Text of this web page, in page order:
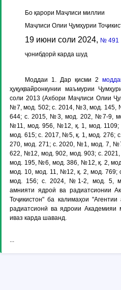
Бо қарори Маҷлиси миллии
Маҷлиси Олии Ҷумҳурии
19 июни соли 2024, № 491
ҷонибдорӣ карда шуд
Моддаи 1. Дар қисми 2
ҳуқуқвайронкунии маъмурии
соли 2013 (Ахбори Маҷлиси Олии
№7, мод. 502; с. 2014, №3, мод. 145,
644; с. 2015, №3, мод. 202, №7-9,
№11, мод. 956, №12, қ. 1, мод.
мод. 615; с. 2017, №5, қ. 1, мод.
270, мод. 271; с. 2020, №1, мод. 7,
622, №12, мод. 902, мод. 903; с.
мод. 195, №6, мод. 386, №12, қ. 2,
мод. 10, мод. 11, №12, қ. 2, мод.
мод. 156; с. 2024, №1-2, мод. 5,
амнияти ядроӣ ва радиатсионии
Тоҷикистон" ба калимаҳои
радиатсионӣ ва ядроии Академияи
иваз карда шаванд.
...